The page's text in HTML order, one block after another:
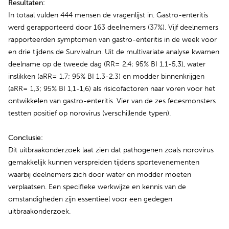
Resultaten:
In totaal vulden 444 mensen de vragenlijst in. Gastro-enteritis
werd gerapporteerd door 163 deelnemers (37%). Vijf deelnemers
rapporteerden symptomen van gastro-enteritis in de week voor
en drie tijdens de Survivalrun. Uit de multivariate analyse kwamen
deelname op de tweede dag (RR= 2,4; 95% BI 1,1-5,3), water
inslikken (aRR= 1,7; 95% BI 1,3-2,3) en modder binnenkrijgen
(aRR= 1,3; 95% BI 1,1-1,6) als risicofactoren naar voren voor het
ontwikkelen van gastro-enteritis. Vier van de zes fecesmonsters
testten positief op norovirus (verschillende typen).
Conclusie:
Dit uitbraakonderzoek laat zien dat pathogenen zoals norovirus
gemakkelijk kunnen verspreiden tijdens sportevenementen
waarbij deelnemers zich door water en modder moeten
verplaatsen. Een specifieke werkwijze en kennis van de
omstandigheden zijn essentieel voor een gedegen
uitbraakonderzoek.